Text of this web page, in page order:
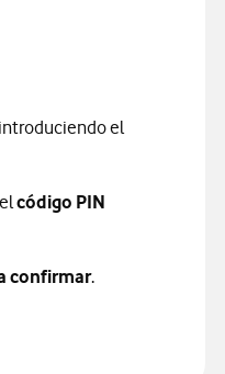
el
código PIN
confirmar.